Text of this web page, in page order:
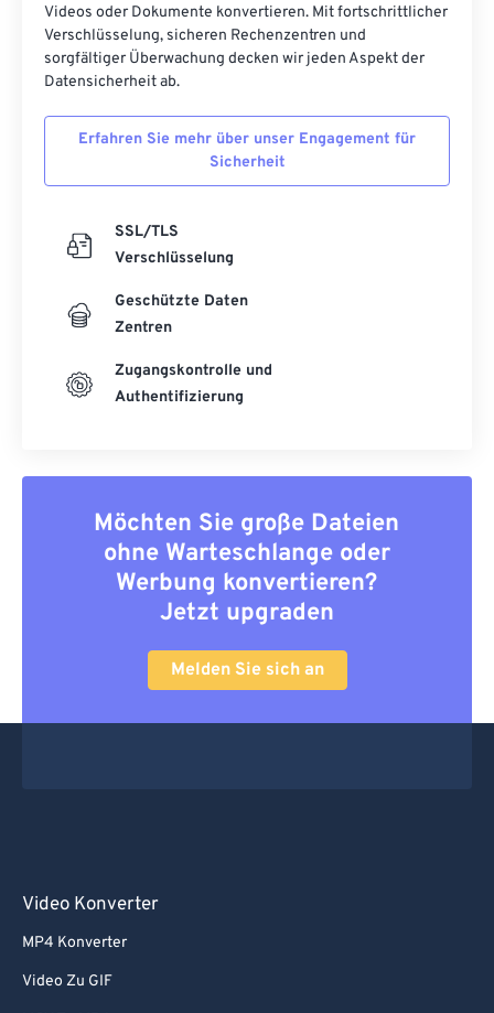
Videos oder Dokumente konvertieren. Mit fortschrittlicher
Verschlüsselung, sicheren Rechenzentren und
sorgfältiger Überwachung decken wir jeden Aspekt der
Datensicherheit ab.
Erfahren Sie mehr über unser Engagement für
Sicherheit
SSL/TLS
Verschlüsselung
Geschützte Daten
Zentren
Zugangskontrolle und
Authentifizierung
Möchten Sie große Dateien
ohne Warteschlange oder
Werbung konvertieren?
Jetzt upgraden
Melden Sie sich an
Video Konverter
MP4 Konverter
Video Zu GIF